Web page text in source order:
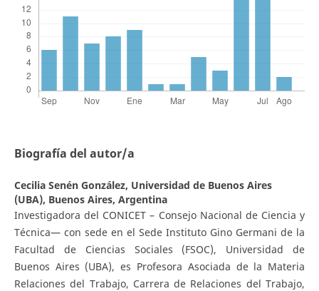
Biografía del autor/a
Cecilia Senén González, Universidad de Buenos Aires
(UBA), Buenos Aires, Argentina
Investigadora del CONICET – Consejo Nacional de Ciencia y
Técnica— con sede en el Sede Instituto Gino Germani de la
Facultad de Ciencias Sociales (FSOC), Universidad de
Buenos Aires (UBA), es Profesora Asociada de la Materia
Relaciones del Trabajo, Carrera de Relaciones del Trabajo,